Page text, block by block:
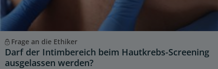
Frage an die Ethiker
Darf der Intimbereich beim Hautkrebs-Screening
ausgelassen werden?